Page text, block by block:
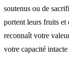
soutenus ou de
portent leurs fruits
reconnaît votre
votre capacité